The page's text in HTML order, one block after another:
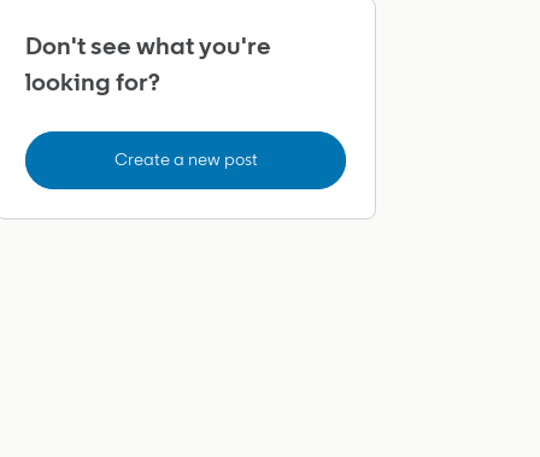
Don't see what you're
looking for?
Create a new post